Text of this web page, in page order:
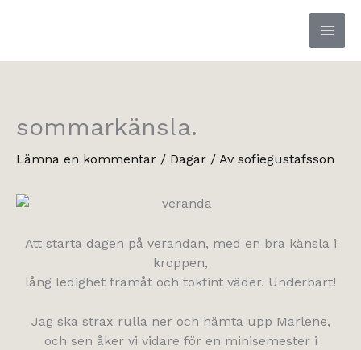
sommarkänsla.
Lämna en kommentar / Dagar / Av sofiegustafsson
Att starta dagen på verandan, med en bra känsla i
kroppen,
lång ledighet framåt och tokfint väder. Underbart!
Jag ska strax rulla ner och hämta upp Marlene,
och sen åker vi vidare för en minisemester i